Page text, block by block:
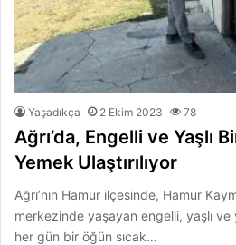
Yaşadıkça 2 Ekim 2023 78
Ağrı’da, Engelli ve Yaşlı
Yemek Ulaştırılıyor
Ağrı’nın Hamur ilçesinde, Hamur
merkezinde yaşayan engelli, yaşlı ve
her gün bir öğün sıcak…